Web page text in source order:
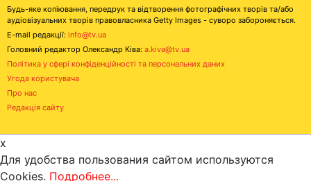
Будь-яке копіювання, передрук та відтворення фотографічних творів та/або
аудіовізуальних творів правовласника Getty Images - суворо забороняється.
E-mail редакції: info@tv.ua
Головний редактор Олександр Ківа: a.kiva@tv.ua
Політика у сфері конфіденційності та персональних даних
Угода користувача
Про нас
Редакція сайту
x
Для удобства пользования сайтом используются
Cookies. Подробнее...